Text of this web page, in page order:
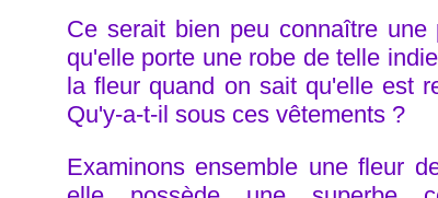
Ce serait bien peu connaître
qu'elle porte une robe de telle
la fleur quand on sait qu'elle est
Qu'y-a-t-il sous ces vêtements ?
Examinons ensemble une fleur